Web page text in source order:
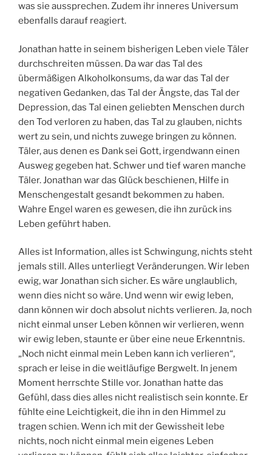
was sie aussprechen. Zudem ihr inneres Universum
ebenfalls darauf reagiert.
Jonathan hatte in seinem bisherigen Leben viele Täler
durchschreiten müssen. Da war das Tal des
übermäßigen Alkoholkonsums, da war das Tal der
negativen Gedanken, das Tal der Ängste, das Tal der
Depression, das Tal einen geliebten Menschen durch
den Tod verloren zu haben, das Tal zu glauben, nichts
wert zu sein, und nichts zuwege bringen zu können.
Täler, aus denen es Dank sei Gott, irgendwann einen
Ausweg gegeben hat. Schwer und tief waren manche
Täler. Jonathan war das Glück beschienen, Hilfe in
Menschengestalt gesandt bekommen zu haben.
Wahre Engel waren es gewesen, die ihn zurück ins
Leben geführt haben.
Alles ist Information, alles ist Schwingung, nichts steht
jemals still. Alles unterliegt Veränderungen. Wir leben
ewig, war Jonathan sich sicher. Es wäre unglaublich,
wenn dies nicht so wäre. Und wenn wir ewig leben,
dann können wir doch absolut nichts verlieren. Ja, noch
nicht einmal unser Leben können wir verlieren, wenn
wir ewig leben, staunte er über eine neue Erkenntnis.
„Noch nicht einmal mein Leben kann ich verlieren“,
sprach er leise in die weitläufige Bergwelt. In jenem
Moment herrschte Stille vor. Jonathan hatte das
Gefühl, dass dies alles nicht realistisch sein konnte. Er
fühlte eine Leichtigkeit, die ihn in den Himmel zu
tragen schien. Wenn ich mit der Gewissheit lebe
nichts, noch nicht einmal mein eigenes Leben